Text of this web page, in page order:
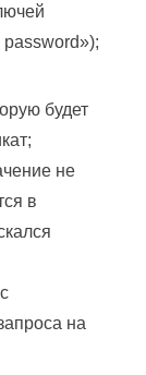
password»);
будет
не
в
на